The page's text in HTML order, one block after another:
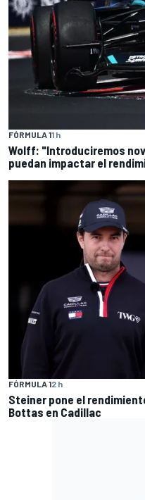
FÓRMULA 11 h
Wolff: "Introduciremos
puedan impactar el
FÓRMULA 12 h
Steiner pone el
Bottas en Cadillac